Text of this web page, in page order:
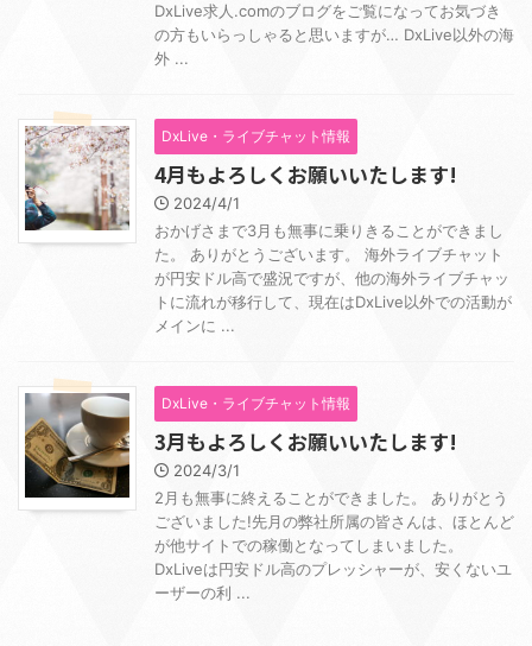
DxLive求人.comのブログをご覧になってお気づき
の方もいらっしゃると思いますが… DxLive以外の海
外 ...
DxLive・ライブチャット情報
4月もよろしくお願いいたします!
2024/4/1
おかげさまで3月も無事に乗りきることができまし
た。 ありがとうございます。 海外ライブチャット
が円安ドル高で盛況ですが、他の海外ライブチャッ
トに流れが移行して、現在はDxLive以外での活動が
メインに ...
DxLive・ライブチャット情報
3月もよろしくお願いいたします!
2024/3/1
2月も無事に終えることができました。 ありがとう
ございました!先月の弊社所属の皆さんは、ほとんど
が他サイトでの稼働となってしまいました。
DxLiveは円安ドル高のプレッシャーが、安くないユ
ーザーの利 ...